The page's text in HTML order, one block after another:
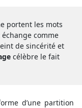
portent les mots
échange comme
de sincérité et
célèbre le fait
d’une partition